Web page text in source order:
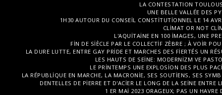
LA CONTESTATION
UNE BELLE VALLÉE DES
1H30 AUTOUR DU CONSEIL CONSTITUTIONNEL LE 14
CLIMAT OR NOT
L'AQUITAINE EN 100 IMAGES, UNE
FIN DE SIÈCLE PAR LE COLLECTIF ZÈBRE ; À VOIR
LA DURE LUTTE, ENTRE GAY PRIDE ET MARCHES DES FIERTÉS UN
LES HAUTS DE SEINE: MODERNIZM VE
LE PRINTEMPS UNE EXPLOSION DES PLUS
LA RÉPUBLIQUE EN MARCHE, LA MACRONIE, SES SOUTIENS, SES
DENTELLES DE PIERRE ET D'ACIER LE LONG DE LA SEINE
1 ER MAI 2023 ORAGEUX; PAS UN